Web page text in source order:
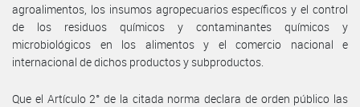
agroalimentos, los insumos agropecuarios específicos y el control
de los residuos químicos y contaminantes químicos y
microbiológicos en los alimentos y el comercio nacional e
internacional de dichos productos y subproductos.
Que el Artículo 2° de la citada norma declara de orden público las